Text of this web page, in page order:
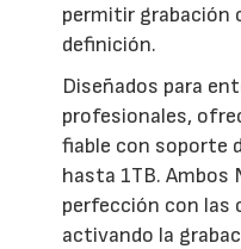
permitir grabación
definición.
Diseñados para
profesionales,
fiable con soporte
hasta 1TB. Ambos
perfección con las
activando la